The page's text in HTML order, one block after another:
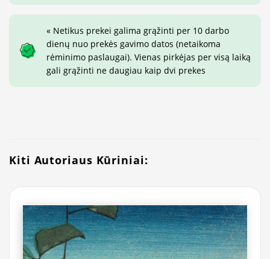
« Netikus prekei galima grąžinti per 10 darbo
dienų nuo prekės gavimo datos (netaikoma
rėminimo paslaugai). Vienas pirkėjas per visą laiką
gali grąžinti ne daugiau kaip dvi prekes
Kiti Autoriaus Kūriniai: